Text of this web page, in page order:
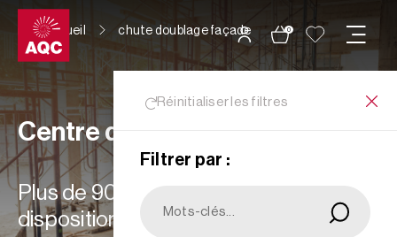
Panneau de gestion des cookies
0
Accueil chute doublage façade
Réinitialiser les filtres
Filtrer par :
Centre de ressources
Plus de 900 ressources à votre
disposition : choisissez les plus